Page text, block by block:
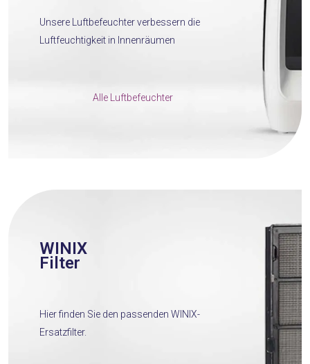
Unsere Luftbefeuchter verbessern die
Luftfeuchtigkeit in Innenräumen
Alle Luftbefeuchter
WINIX
Filter
Hier finden Sie den passenden WINIX-
Ersatzfilter.